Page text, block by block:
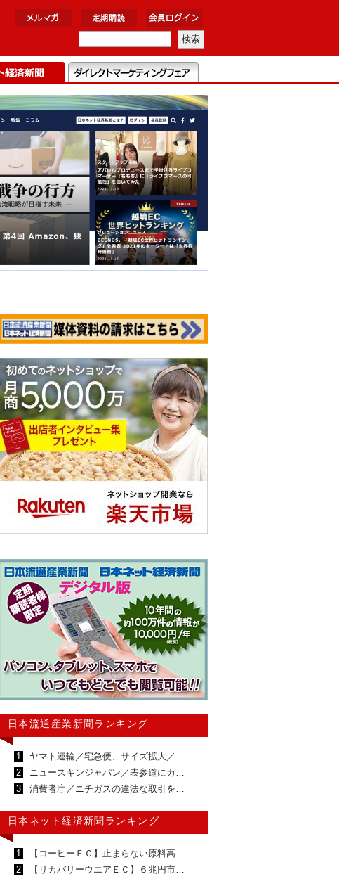
日本流通産業新聞ランキング
1
ヤマト運輸／宅急便、サイズ拡大／…
2
ニュースキンジャパン／表参道にカ…
3
消費者庁／ニチガスの違法な取引を…
日本ネット経済新聞ランキング
1
【コーヒーＥＣ】止まらない原料高…
2
【リカバリーウエアＥＣ】６兆円市…